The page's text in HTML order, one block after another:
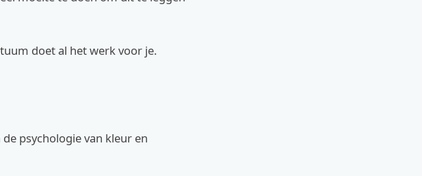
doet al het werk voor je.
psychologie van kleur en